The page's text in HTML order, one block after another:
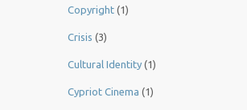
Copyright (1)
Crisis (3)
Cultural Identity (1)
Cypriot Cinema (1)